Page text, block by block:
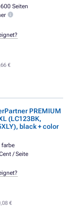
600 Seiten
€
PREMIUM
(LC123BK,
black + color
farbe
/ Seite
€